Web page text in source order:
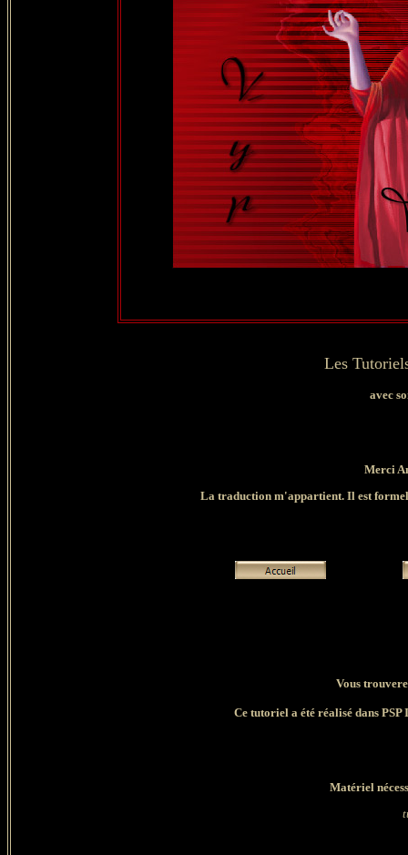
Les
avec
Merci
La traduction m'appartient. Il est
Vous
Ce tutoriel a été réalisé dans
Matériel